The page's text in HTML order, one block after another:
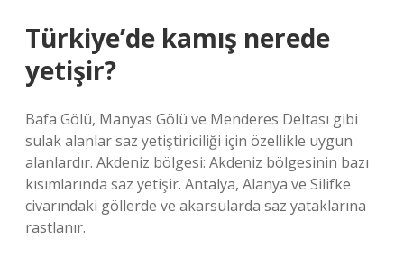
Türkiye’de kamış nerede
yetişir?
Bafa Gölü, Manyas Gölü ve Menderes Deltası gibi
sulak alanlar saz yetiştiriciliği için özellikle uygun
alanlardır. Akdeniz bölgesi: Akdeniz bölgesinin bazı
kısımlarında saz yetişir. Antalya, Alanya ve Silifke
civarındaki göllerde ve akarsularda saz yataklarına
rastlanır.